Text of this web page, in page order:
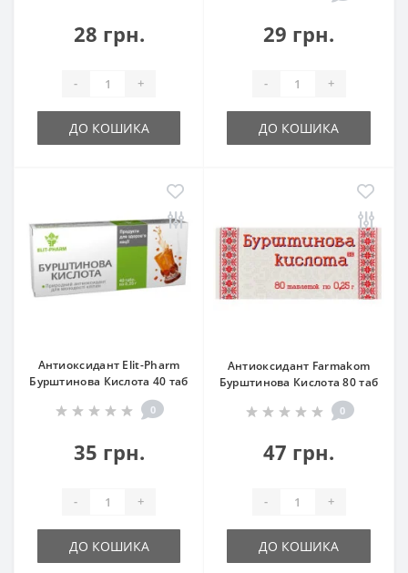
28 грн.
- +
ДО КОШИКА
29 грн.
- +
ДО КОШИКА
Антиоксидант Elit-Pharm
Бурштинова Кислота 40 таб
0
35 грн.
- +
ДО КОШИКА
Антиоксидант Farmakom
Бурштинова Кислота 80 таб
0
47 грн.
- +
ДО КОШИКА